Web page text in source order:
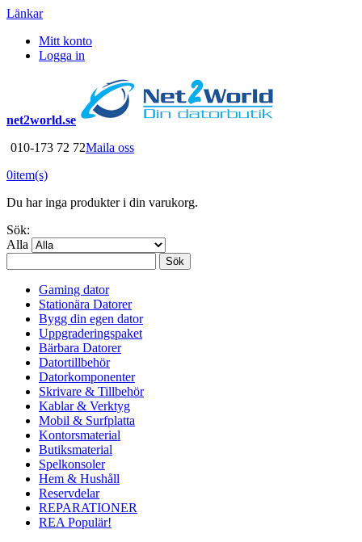
Länkar
Mitt konto
Logga in
net2world.se
010-173 72 72Maila oss
0item(s)
Du har inga produkter i din varukorg.
Sök:
Alla
Sök
Gaming dator
Stationära Datorer
Bygg din egen dator
Uppgraderingspaket
Bärbara Datorer
Datortillbehör
Datorkomponenter
Skrivare & Tillbehör
Kablar & Verktyg
Mobil & Surfplatta
Kontorsmaterial
Butiksmaterial
Spelkonsoler
Hem & Hushåll
Reservdelar
REPARATIONER
REA Populär!